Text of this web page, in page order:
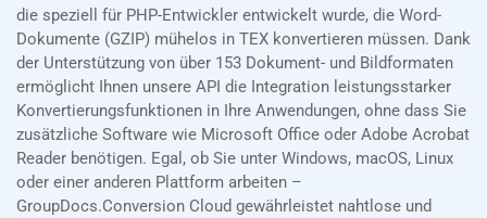
die speziell für PHP-Entwickler entwickelt wurde, die Word-
Dokumente (GZIP) mühelos in TEX konvertieren müssen. Dank
der Unterstützung von über 153 Dokument- und Bildformaten
ermöglicht Ihnen unsere API die Integration leistungsstarker
Konvertierungsfunktionen in Ihre Anwendungen, ohne dass Sie
zusätzliche Software wie Microsoft Office oder Adobe Acrobat
Reader benötigen. Egal, ob Sie unter Windows, macOS, Linux
oder einer anderen Plattform arbeiten –
GroupDocs.Conversion Cloud gewährleistet nahtlose und